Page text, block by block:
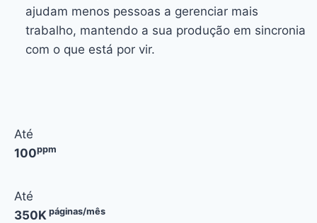
ajudam menos pessoas a gerenciar mais
trabalho, mantendo a sua produção em sincronia
com o que está por vir.
Até
100ppm
Até
350K páginas/mês